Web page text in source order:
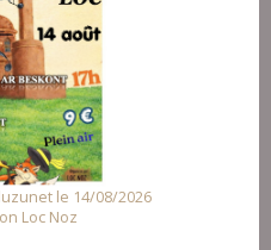
Fest Noz a Arzal le 15/08/
Alliance des Associations